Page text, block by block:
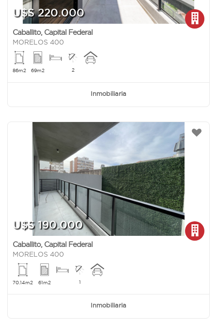
U$S 220.000
Caballito, Capital Federal
MORELOS 400
86m2 69m2 2
Inmobiliaria
U$S 190.000
Caballito, Capital Federal
MORELOS 400
70.14m2 61m2 1
Inmobiliaria